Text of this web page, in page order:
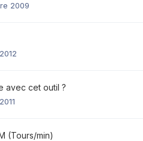
2009
avec cet outil ?
(Tours/min)